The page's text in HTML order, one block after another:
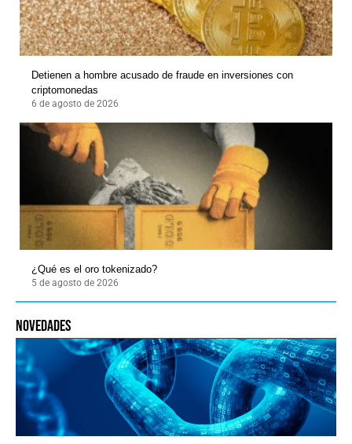
Detienen a hombre acusado de fraude en inversiones con
criptomonedas
6 de agosto de 2026
¿Qué es el oro tokenizado?
5 de agosto de 2026
novedades